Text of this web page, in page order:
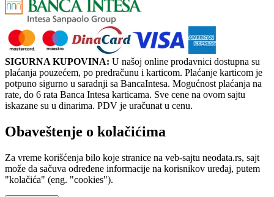
SIGURNA KUPOVINA: U našoj online prodavnici dostupna su
plaćanja pouzećem, po predračunu i karticom. Plaćanje karticom je
potpuno sigurno u saradnji sa BancaIntesa. Mogućnost plaćanja na
rate, do 6 rata Banca Intesa karticama. Sve cene na ovom sajtu
iskazane su u dinarima. PDV je uračunat u cenu.
Obaveštenje o kolačićima
Za vreme korišćenja bilo koje stranice na veb-sajtu neodata.rs, sajt
može da sačuva određene informacije na korisnikov uređaj, putem
"kolačića" (eng. "cookies").